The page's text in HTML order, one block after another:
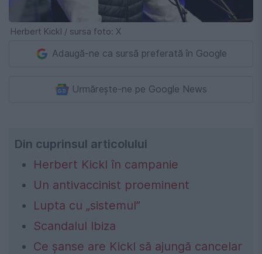
Herbert Kickl / sursa foto: X
Adaugă-ne ca sursă preferată în Google
Urmărește-ne pe Google News
Din cuprinsul articolului
Herbert Kickl în campanie
Un antivaccinist proeminent
Lupta cu „sistemul”
Scandalul Ibiza
Ce șanse are Kickl să ajungă cancelar